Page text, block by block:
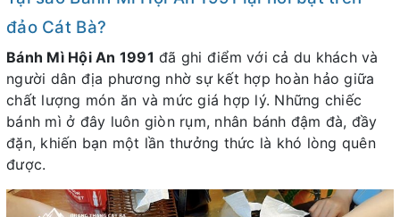
đảo Cát Bà?
Bánh Mì Hội An 1991 đã ghi điểm với cả du khách và
người dân địa phương nhờ sự kết hợp hoàn hảo giữa
chất lượng món ăn và mức giá hợp lý. Những chiếc
bánh mì ở đây luôn giòn rụm, nhân bánh đậm đà, đầy
đặn, khiến bạn một lần thưởng thức là khó lòng quên
được.